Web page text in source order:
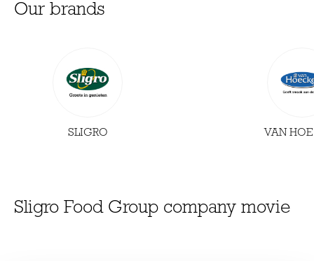
Our brands
SLIGRO VAN
Sligro Food Group company movie